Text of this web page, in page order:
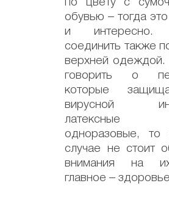
по цвету с
обувью – тогда
и интересно.
соединить также
верхней одеждой.
говорить о
которые
вирусной
одноразовые, то
случае не стоит
внимания на
главное –